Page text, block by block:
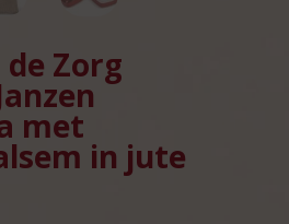
de Zorg
met
in jute